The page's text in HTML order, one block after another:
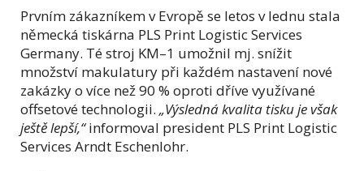
Prvním zákazníkem v Evropě se letos v lednu stala
německá tiskárna PLS Print Logistic Services
Germany. Té stroj KM–1 umožnil mj. snížit
množství makulatury při každém nastavení nové
zakázky o více než 90 % oproti dříve využívané
offsetové technologii. „Výsledná kvalita tisku je však
ještě lepší,“informoval president PLS Print Logistic
Services Arndt Eschenlohr.